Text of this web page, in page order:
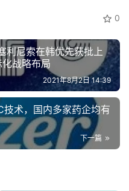
术，国内多家药企均有
下一篇
转载推荐